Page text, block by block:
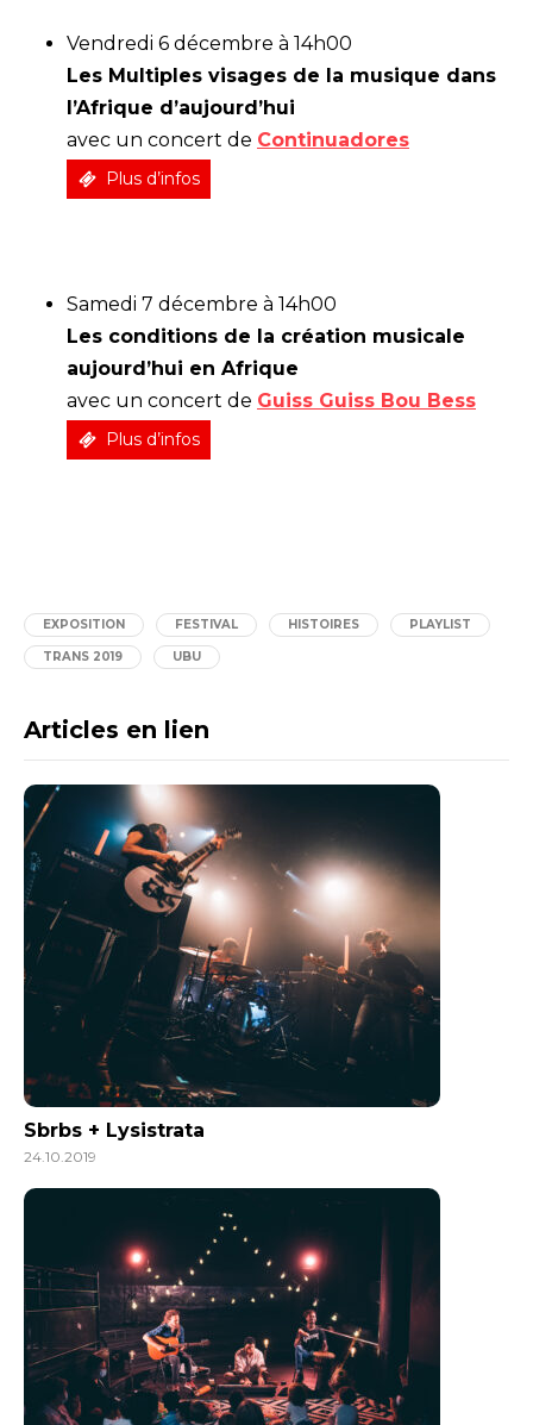
Vendredi 6 décembre à 14h00
Les Multiples visages de la musique dans
l’Afrique d’aujourd’hui
avec un concert de Continuadores
Plus d’infos
Samedi 7 décembre à 14h00
Les conditions de la création musicale
aujourd’hui en Afrique
avec un concert de Guiss Guiss Bou Bess
Plus d’infos
EXPOSITION FESTIVAL HISTOIRES PLAYLIST
TRANS 2019 UBU
Articles en lien
Sbrbs + Lysistrata
24.10.2019